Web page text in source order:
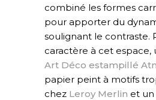
combiné les formes
pour apporter du
soulignant le contraste.
caractère à cet espace,
Art Déco estampillé
papier peint à motifs
chez Leroy Merlin et